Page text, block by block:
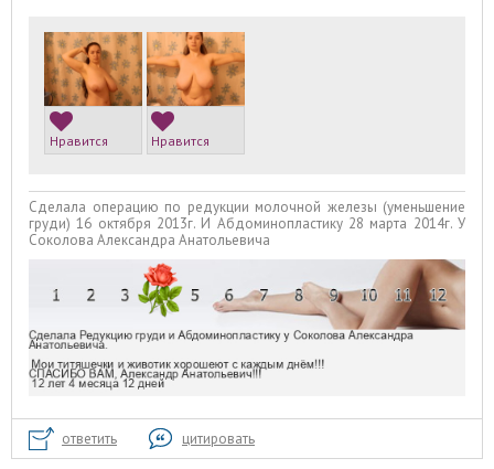
Нравится Нравится
Сделала операцию по редукции молочной железы (уменьшение
груди) 16 октября 2013г. И Абдоминопластику 28 марта 2014г. У
Соколова Александра Анатольевича
ответить цитировать